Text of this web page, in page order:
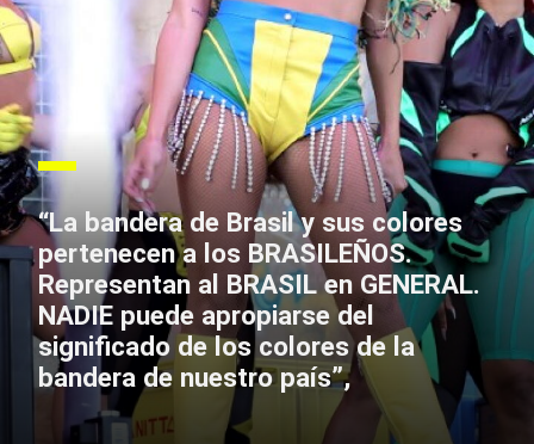
“La bandera de Brasil y sus colores
pertenecen a los BRASILEÑOS.
Representan al BRASIL en GENERAL.
NADIE puede apropiarse del
significado de los colores de la
bandera de nuestro país”,